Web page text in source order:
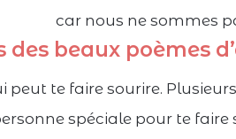
car nous ne sommes
des beaux poèmes
peut te faire sourire.
spéciale pour te faire